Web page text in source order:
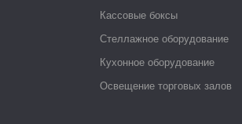
Кассовые боксы
Стеллажное оборудование
Кухонное оборудование
Освещение торговых залов